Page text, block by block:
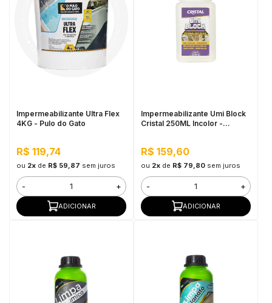
Impermeabilizante Ultra Flex
4KG - Pulo do Gato
R$ 119,74
ou 2xde R$ 59,87 sem juros
- +
ADICIONAR
Impermeabilizante Umi Block
Cristal 250ML Incolor -
R$ 159,60
ou 2xde R$ 79,80 sem juros
- +
ADICIONAR